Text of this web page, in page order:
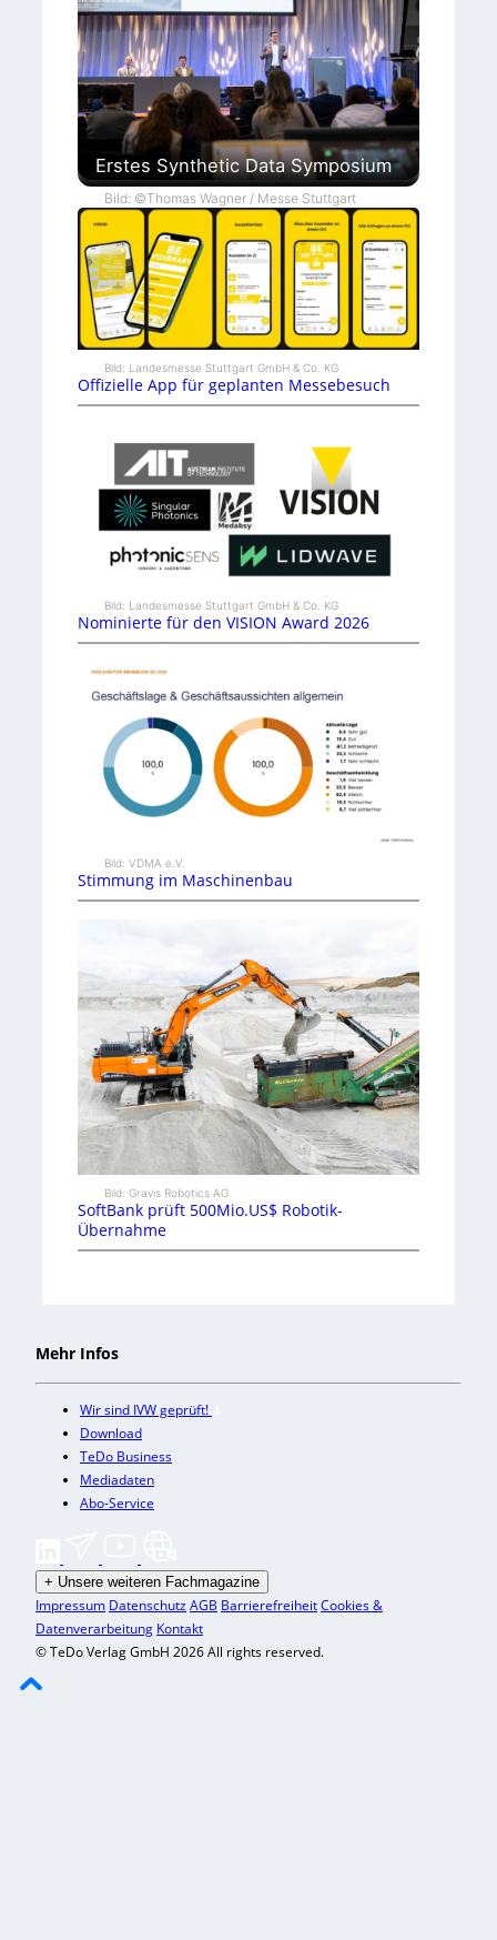
Erstes Synthetic Data Symposium
Bild: ©Thomas Wagner / Messe Stuttgart
Bild: Landesmesse Stuttgart GmbH & Co. KG
Offizielle App für geplanten Messebesuch
Bild: Landesmesse Stuttgart GmbH & Co. KG
Nominierte für den VISION Award 2026
Bild: VDMA e.V.
Stimmung im Maschinenbau
Bild: Gravis Robotics AG
SoftBank prüft 500Mio.US$ Robotik-
Übernahme
Mehr Infos
Wir sind IVW geprüft!
Download
TeDo Business
Mediadaten
Abo-Service
+ Unsere weiteren Fachmagazine
Impressum DatenschutzAGB BarrierefreiheitCookies &
Datenverarbeitung Kontakt
© TeDo Verlag GmbH 2026 All rights reserved.